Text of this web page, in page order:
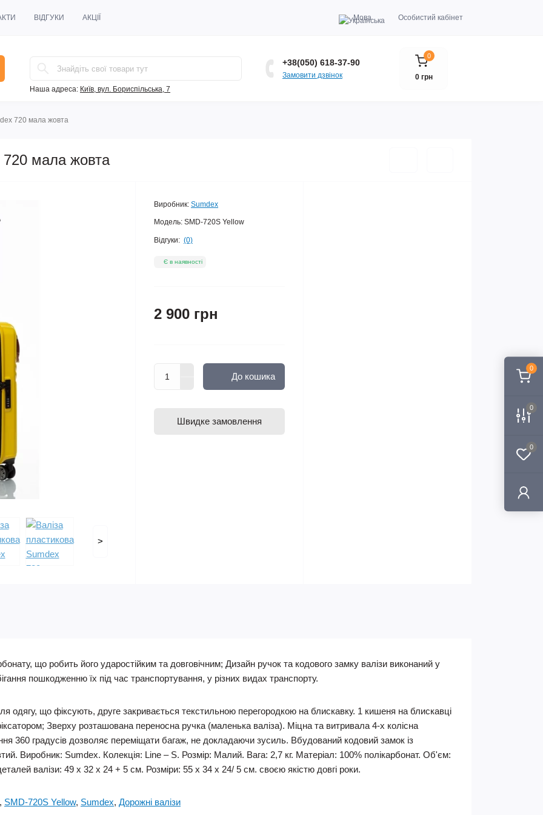
0
0
0
ВІДГУКИ АКЦІЇ Мова Особистий кабінет
Наша адреса: Київ, вул. Бориспільська, 7
+38(050) 618-37-90
Замовити дзвінок
0
0 грн
720 мала жовта
720 мала жовта
>
Виробник: Sumdex
Модель: SMD-720S Yellow
Відгуки: (0)
Є в наявності
2 900 грн
До кошика
Швидке замовлення
що робить його ударостійким та довговічним; Дизайн ручок та кодового замку валізи виконаний у
пошкодженню їх під час транспортування, у різних видах транспорту.
одягу, що фіксують, друге закривається текстильною перегородкою на блискавку. 1 кишеня на блискавці
Зверху розташована переносна ручка (маленька валіза). Міцна та витривала 4-х колісна
360 градусів дозволяє переміщати багаж, не докладаючи зусиль. Вбудований кодовий замок із
Виробник: Sumdex. Колекція: Line – S. Розмір: Малий. Вага: 2,7 кг. Матеріал: 100% полікарбонат. Об'єм:
валізи: 49 х 32 х 24 + 5 см. Розміри: 55 х 34 х 24/ 5 см. своєю якістю довгі роки.
, SMD-720S Yellow, Sumdex, Дорожні валізи